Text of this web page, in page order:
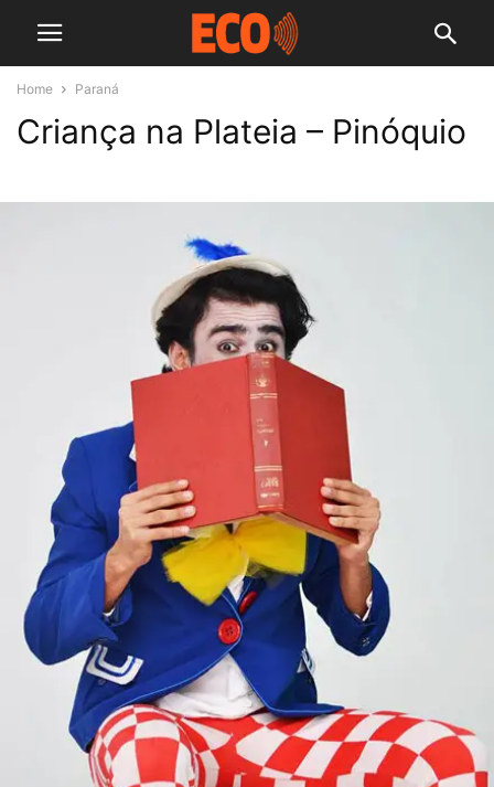
Home Paraná
Criança na Plateia – Pinóquio